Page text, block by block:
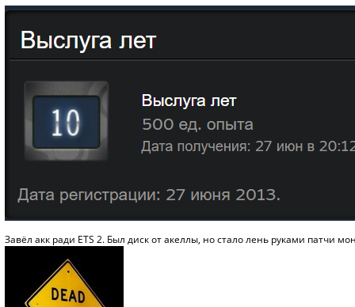
Завёл акк ради ETS 2. Был диск от акеллы, но стало лень руками патчи